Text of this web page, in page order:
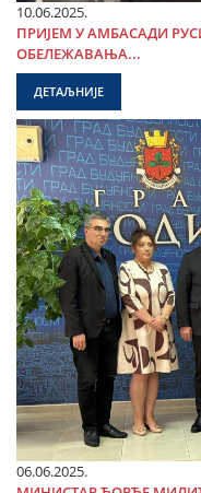
10.06.2025.
ПРИЈЕМ У АМБАСАДИ
ОБЕЛЕЖАВАЊА...
ДЕТАЉНИЈЕ
06.06.2025.